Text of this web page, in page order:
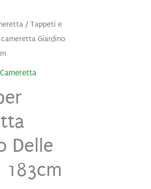
/ Tappeti e
Giardino
Cameretta
Delle
183cm